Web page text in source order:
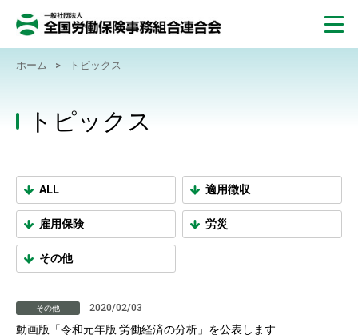
ホーム > トピックス
トピックス
ALL 適用徴収
雇用保険 労災
その他
その他 2020/02/03
動画版「令和元年版 労働経済の分析」を公表します